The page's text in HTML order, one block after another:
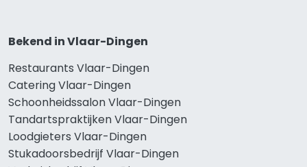
Bekend in Vlaar-Dingen
Restaurants Vlaar-Dingen
Catering Vlaar-Dingen
Schoonheidssalon Vlaar-Dingen
Tandartspraktijken Vlaar-Dingen
Loodgieters Vlaar-Dingen
Stukadoorsbedrijf Vlaar-Dingen